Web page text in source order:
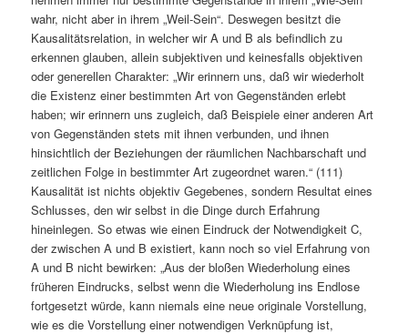
wahr, nicht aber in ihrem „Weil-Sein“. Deswegen besitzt die
Kausalitätsrelation, in welcher wir A und B als befindlich zu
erkennen glauben, allein subjektiven und keinesfalls objektiven
oder generellen Charakter: „Wir erinnern uns, daß wir wiederholt
die Existenz einer bestimmten Art von Gegenständen erlebt
haben; wir erinnern uns zugleich, daß Beispiele einer anderen Art
von Gegenständen stets mit ihnen verbunden, und ihnen
hinsichtlich der Beziehungen der räumlichen Nachbarschaft und
zeitlichen Folge in bestimmter Art zugeordnet waren.“ (111)
Kausalität ist nichts objektiv Gegebenes, sondern Resultat eines
Schlusses, den wir selbst in die Dinge durch Erfahrung
hineinlegen. So etwas wie einen Eindruck der Notwendigkeit C,
der zwischen A und B existiert, kann noch so viel Erfahrung von
A und B nicht bewirken: „Aus der bloßen Wiederholung eines
früheren Eindrucks, selbst wenn die Wiederholung ins Endlose
fortgesetzt würde, kann niemals eine neue originale Vorstellung,
wie es die Vorstellung einer notwendigen Verknüpfung ist,